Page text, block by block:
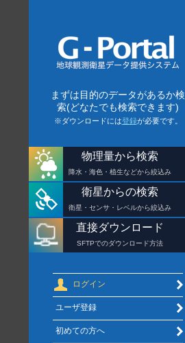
まずは目的のデータがあるか検
索(どなたでも検索できます)
※ダウンロードには登録が必要です。
物理量から検索
降水・海色・植生などから絞込み
衛星からの検索
衛星・センサ・レベルから絞込み
直接ダウンロード
SFTPでのダウンロード方法
ログイン
ユーザ登録
初めての方へ